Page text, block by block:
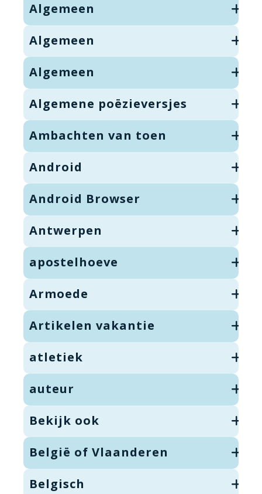
Algemeen
Algemeen
Algemeen
Algemene poëzieversjes
Ambachten van toen
Android
Android Browser
Antwerpen
apostelhoeve
Armoede
Artikelen vakantie
atletiek
auteur
Bekijk ook
België of Vlaanderen
Belgisch